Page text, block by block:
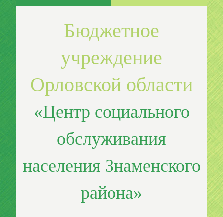
Бюджетное
учреждение
Орловской области
«Центр социального
обслуживания
населения Знаменского
района»